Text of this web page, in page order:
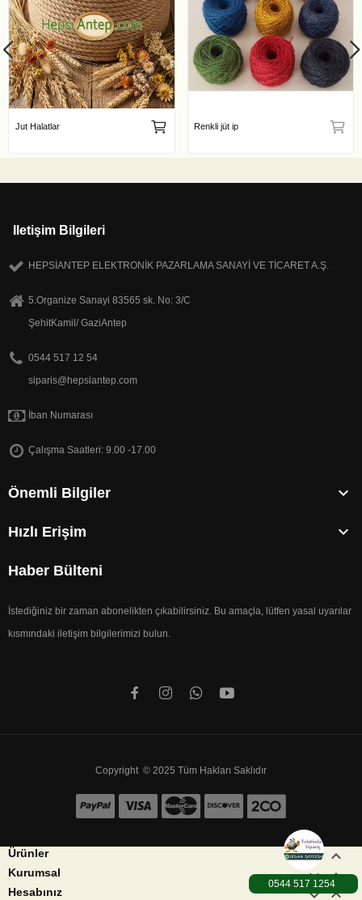
Jut Halatlar Renkli jüt ip
Iletişim Bilgileri
HEPSİANTEP ELEKTRONİK PAZARLAMA SANAYİ VE TİCARET A.Ş.
5.Organize Sanayi 83565 sk. No: 3/C
ŞehitKamil/ GaziAntep
0544 517 12 54
siparis@hepsiantep.com
İban Numarası
Çalışma Saatleri: 9.00 -17.00
Önemli Bilgiler 
Hızlı Erişim 
Haber Bülteni
İstediğiniz bir zaman abonelikten çıkabilirsiniz. Bu amaçla, lütfen yasal uyarılar
kısmındaki iletişim bilgilerimizi bulun.
Copyright © 2025 Tüm Hakları Saklıdır
Ürünler  
Kurumsal 
Hesabınız 
1000TL üzeri